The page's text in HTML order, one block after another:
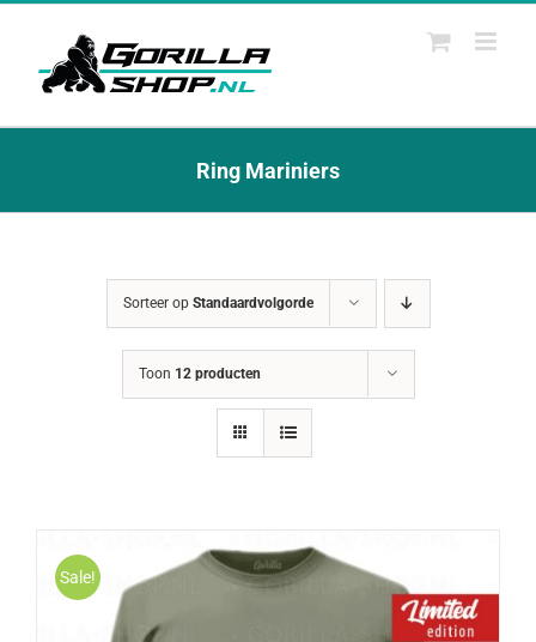
Ga
Ring Mariniers
Sorteer op Standaardvolgorde
Toon 12 producten
Sale!